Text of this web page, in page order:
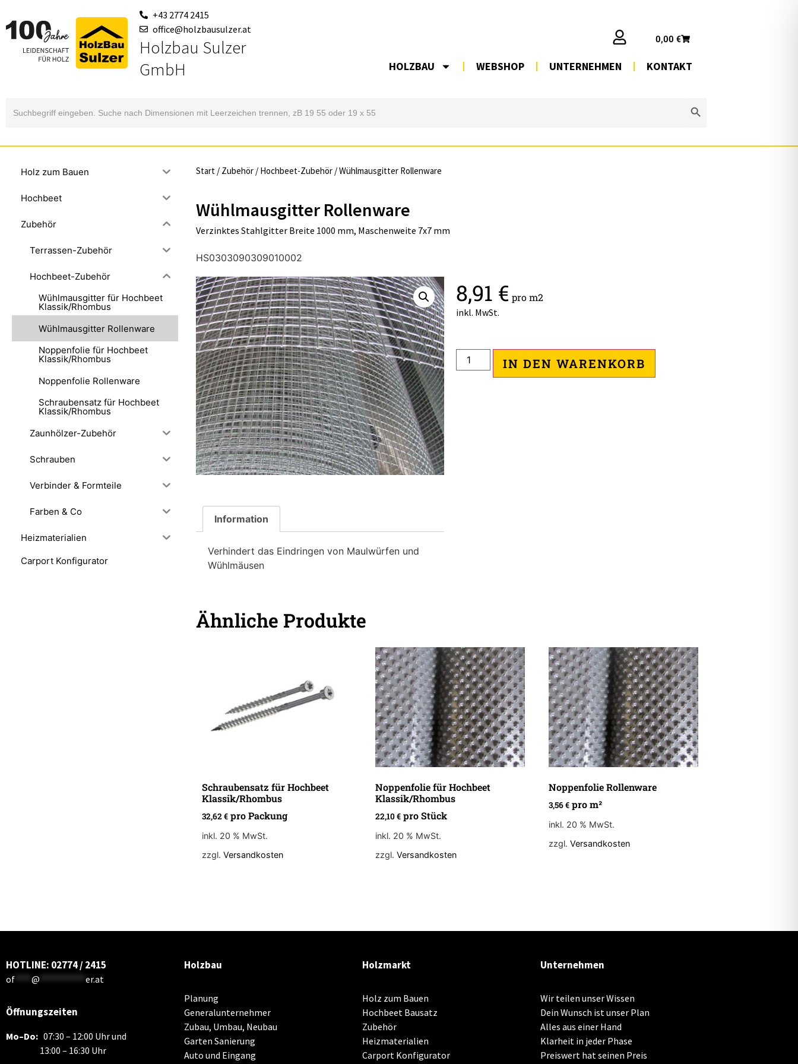
+43 2774 2415
office@holzbausulzer.at
Holzbau Sulzer
GmbH
0,00 €
HOLZBAU WEBSHOP UNTERNEHMEN KONTAKT
for:
Holz zum Bauen
Hochbeet
Zubehör
Terrassen-Zubehör
Hochbeet-Zubehör
Wühlmausgitter für Hochbeet
Klassik/Rhombus
Wühlmausgitter Rollenware
Noppenfolie für Hochbeet
Klassik/Rhombus
Noppenfolie Rollenware
Schraubensatz für Hochbeet
Klassik/Rhombus
Zaunhölzer-Zubehör
Schrauben
Verbinder & Formteile
Farben & Co
Heizmaterialien
Carport Konfigurator
Start / Zubehör / Hochbeet-Zubehör / Wühlmausgitter Rollenware
Wühlmausgitter Rollenware
Verzinktes Stahlgitter Breite 1000 mm, Maschenweite 7x7 mm
HS0303090309010002
8,91 € pro m2
inkl. MwSt.
IN DEN WARENKORB
Information
Verhindert das Eindringen von Maulwürfen und
Wühlmäusen
Ähnliche Produkte
Schraubensatz für Hochbeet
Klassik/Rhombus
32,62€ pro Packung
inkl. 20 % MwSt.
zzgl. Versandkosten
Noppenfolie für Hochbeet
Klassik/Rhombus
22,10€pro Stück
inkl. 20 % MwSt.
zzgl. Versandkosten
Noppenfolie Rollenware
3,56€pro m²
inkl. 20 % MwSt.
zzgl. Versandkosten
HOTLINE: 02774 / 2415
of @ er.at
Öffnungszeiten
Mo–Do: 07:30 – 12:00 Uhr und
13:00 – 16:30 Uhr
Holzbau
Planung
Generalunternehmer
Zubau, Umbau, Neubau
Garten Sanierung
Auto und Eingang
Holzmarkt
Holz zum Bauen
Hochbeet Bausatz
Zubehör
Heizmaterialien
Carport Konfigurator
Unternehmen
Wir teilen unser Wissen
Dein Wunsch ist unser Plan
Alles aus einer Hand
Klarheit in jeder Phase
Preiswert hat seinen Preis